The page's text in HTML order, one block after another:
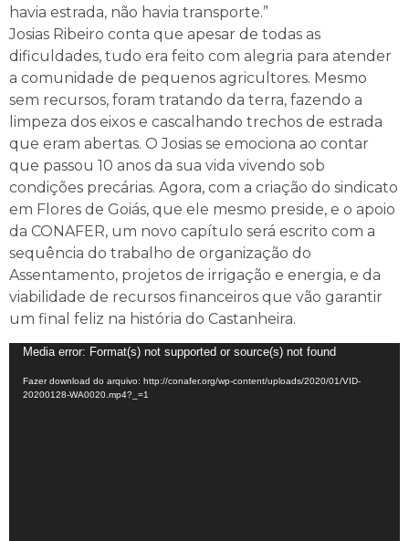
havia estrada, não havia transporte.”
Josias Ribeiro conta que apesar de todas as
dificuldades, tudo era feito com alegria para atender
a comunidade de pequenos agricultores. Mesmo
sem recursos, foram tratando da terra, fazendo a
limpeza dos eixos e cascalhando trechos de estrada
que eram abertas. O Josias se emociona ao contar
que passou 10 anos da sua vida vivendo sob
condições precárias. Agora, com a criação do sindicato
em Flores de Goiás, que ele mesmo preside, e o apoio
da CONAFER, um novo capítulo será escrito com a
sequência do trabalho de organização do
Assentamento, projetos de irrigação e energia, e da
viabilidade de recursos financeiros que vão garantir
um final feliz na história do Castanheira.
Tocador
de
vídeo
Media error: Format(s) not supported or source(s) not found
Fazer download do arquivo: http://conafer.org/wp-content/uploads/2020/01/VID-
20200128-WA0020.mp4?_=1